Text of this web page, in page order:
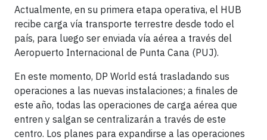
Actualmente, en su primera etapa operativa, el HUB
recibe carga vía transporte terrestre desde todo el
país, para luego ser enviada vía aérea a través del
Aeropuerto Internacional de Punta Cana (PUJ).
En este momento, DP World está trasladando sus
operaciones a las nuevas instalaciones; a finales de
este año, todas las operaciones de carga aérea que
entren y salgan se centralizarán a través de este
centro. Los planes para expandirse a las operaciones